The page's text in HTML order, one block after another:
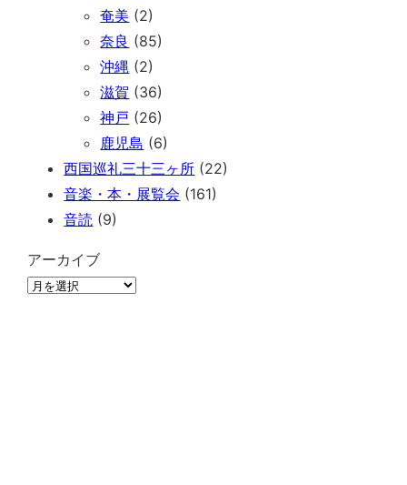
奄美 (2)
奈良 (85)
沖縄 (2)
滋賀 (36)
神戸 (26)
鹿児島 (6)
西国巡礼三十三ヶ所 (22)
音楽・本・展覧会 (161)
音読 (9)
アーカイブ